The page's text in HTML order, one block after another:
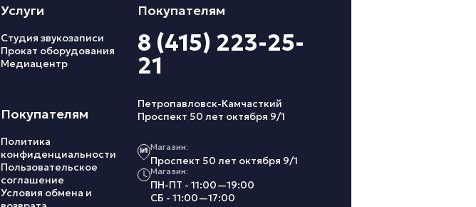
Услуги
Студия звукозаписи
Прокат оборудования
Медиацентр
Покупателям
Политика
конфиденциальности
Пользовательское
соглашение
Условия обмена и
Покупателям
8 (415) 223-25-
21
Петропавловск-Камчасткий
Проспект 50 лет октября 9/1
Магазин:
Проспект 50 лет октября 9/1
Магазин:
ПН-ПТ - 11:00—19:00
СБ - 11:00—17:00